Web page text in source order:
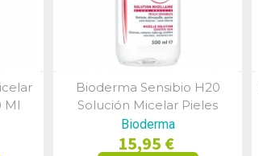
Ml
Vista Rápida
Bioderma Sensibio H20
Solución Micelar Pieles
Sensibles 500 Ml
Bioderma
15,95 €